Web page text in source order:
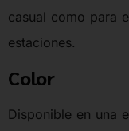
casual como para
estaciones.
Color
Disponible en una